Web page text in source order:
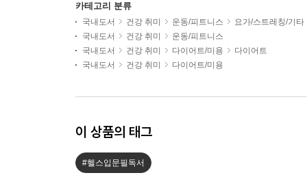
카테고리 분류
국내도서 건강 취미 운동/피트니스
요가/스트레칭/기타
국내도서
건강 취미
운동/피트니스
국내도서
건강 취미 다이어트/미용
다이어트
국내도서
건강 취미 다이어트/미용
이 상품의 태그
#헬스입문필독서